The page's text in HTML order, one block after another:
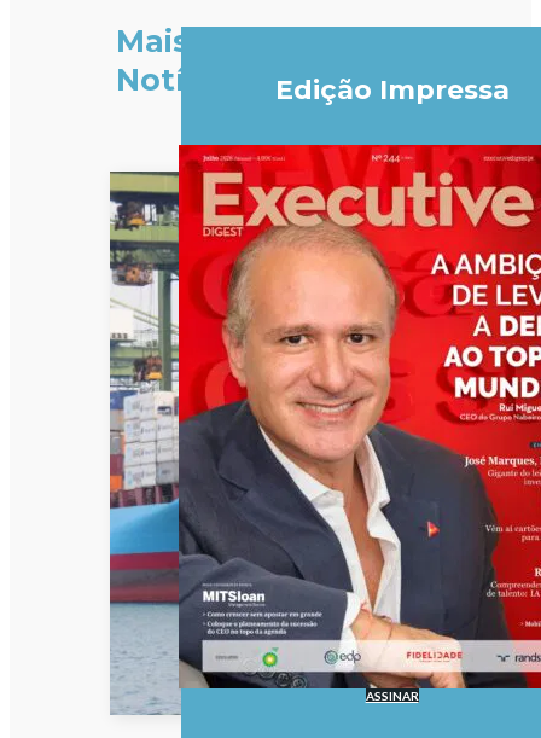
Mais
Notícias
Edição Impressa
ASSINAR